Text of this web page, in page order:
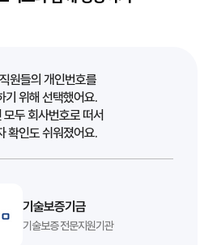
원들의 개인번호를
기 위해 선택했어요.
모두 회사번호로 떠서
확인도 쉬워졌어요.
기술보증기금
기술보증 전문지원기관